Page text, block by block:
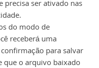
precisa ser ativado nas
do modo de
receberá uma
para salvar
que o arquivo baixado